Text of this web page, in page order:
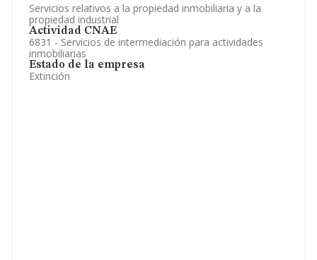
Servicios relativos a la propiedad inmobiliaria y a la
propiedad industrial
Actividad CNAE
6831 - Servicios de intermediación para actividades
inmobiliarias
Estado de la empresa
Extinción